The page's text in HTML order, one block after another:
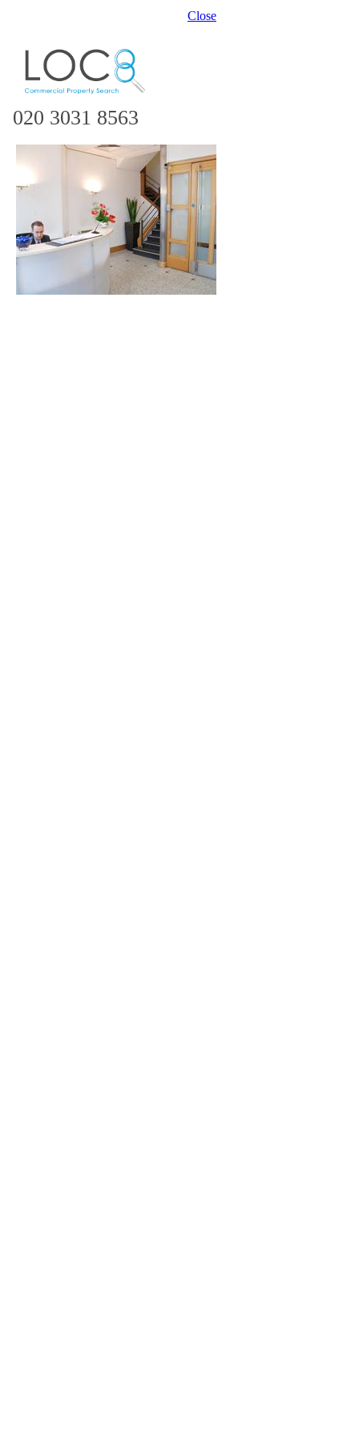
Close
020 3031 8563